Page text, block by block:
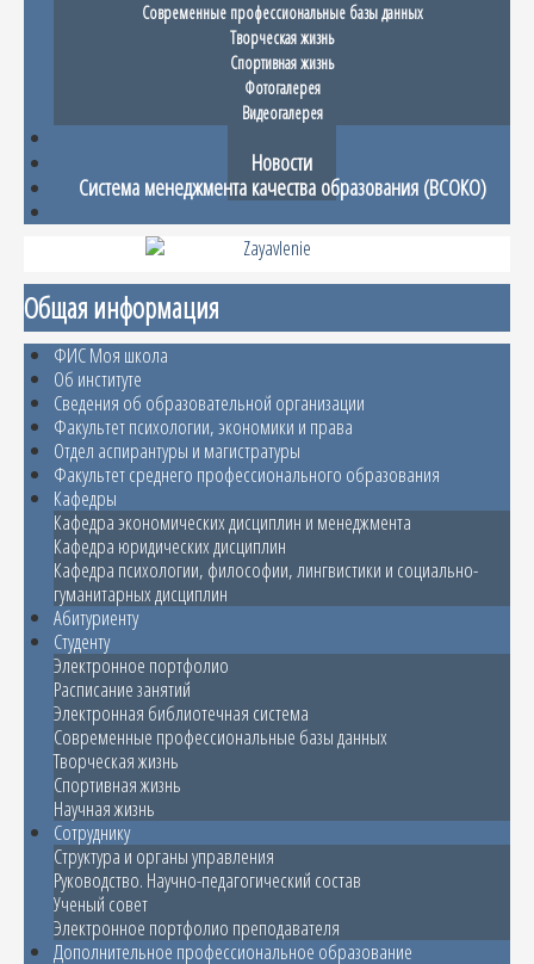
Современные профессиональные базы данных
Творческая жизнь
Спортивная жизнь
Фотогалерея
Видеогалерея
Новости
Система менеджмента качества образования (ВСОКО)
Общая информация
ФИС Моя школа
Об институте
Сведения об образовательной организации
Факультет психологии, экономики и права
Отдел аспирантуры и магистратуры
Факультет среднего профессионального образования
Кафедры
Кафедра экономических дисциплин и менеджмента
Кафедра юридических дисциплин
Кафедра психологии, философии, лингвистики и социально-
гуманитарных дисциплин
Абитуриенту
Студенту
Электронное портфолио
Расписание занятий
Электронная библиотечная система
Современные профессиональные базы данных
Творческая жизнь
Спортивная жизнь
Научная жизнь
Сотруднику
Структура и органы управления
Руководство. Научно-педагогический состав
Ученый совет
Электронное портфолио преподавателя
Дополнительное профессиональное образование